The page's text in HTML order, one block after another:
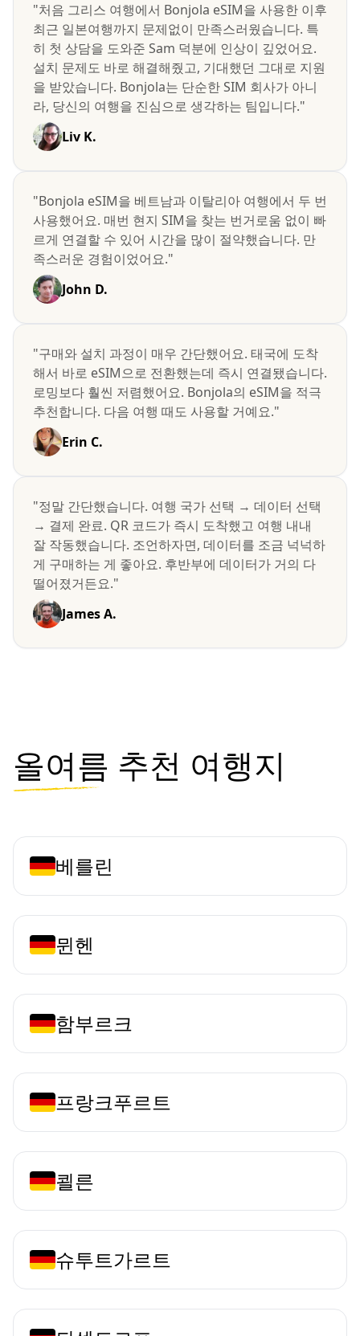
"처음 그리스 여행에서 Bonjola eSIM을 사용한 이후
최근 일본여행까지 문제없이 만족스러웠습니다. 특
히 첫 상담을 도와준 Sam 덕분에 인상이 깊었어요.
설치 문제도 바로 해결해줬고, 기대했던 그대로 지원
을 받았습니다. Bonjola는 단순한 SIM 회사가 아니
라, 당신의 여행을 진심으로 생각하는 팀입니다."
Liv K.
"Bonjola eSIM을 베트남과 이탈리아 여행에서 두 번
사용했어요. 매번 현지 SIM을 찾는 번거로움 없이 빠
르게 연결할 수 있어 시간을 많이 절약했습니다. 만
족스러운 경험이었어요."
John D.
"구매와 설치 과정이 매우 간단했어요. 태국에 도착
해서 바로 eSIM으로 전환했는데 즉시 연결됐습니다.
로밍보다 훨씬 저렴했어요. Bonjola의 eSIM을 적극
추천합니다. 다음 여행 때도 사용할 거예요."
Erin C.
"정말 간단했습니다. 여행 국가 선택 → 데이터 선택
→ 결제 완료. QR 코드가 즉시 도착했고 여행 내내
잘 작동했습니다. 조언하자면, 데이터를 조금 넉넉하
게 구매하는 게 좋아요. 후반부에 데이터가 거의 다
떨어졌거든요."
James A.
올여름 추천 여행지
베를린
뮌헨
함부르크
프랑크푸르트
쾰른
슈투트가르트